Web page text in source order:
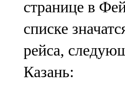
71,42 FM
Сарман
107,8 FM
Теләче
странице в
списке
рейса,
Казань: